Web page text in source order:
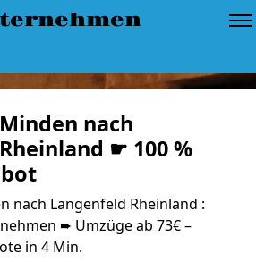
nach
☛ 100 %
nach Langenfeld Rheinland :
➨ Umzüge ab 73€ –
in 4 Min.